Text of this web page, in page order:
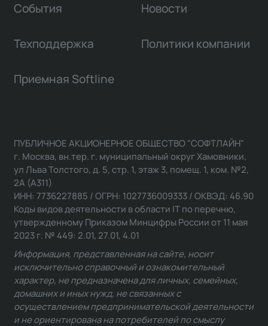
События Новости
Техподдержка Политики компании
Приемная Softline
ПУБЛИЧНОЕ АКЦИОНЕРНОЕ ОБЩЕСТВО "СОФТЛАЙН"
г. Москва, вн.тер. г. муниципальный округ Хамовники,
ул Льва Толстого, д. 5, стр. 1, этаж 3, помещ. 1, ком. №2,
2А (А311)
ИНН: 7736227885 / ОГРН: 1027736009333 / ОКВЭД: 46.90
Коды видов деятельности в области IT по перечню,
утвержденному Приказом Минцифры России от 11 мая
2023 г. № 449: 2.01, 27.01, 4.01
Информация, представленная на сайте, носит
исключительно справочный и ознакомительный
характер, не предназначена для личных, семейных,
домашних и иных нужд, не связанных с
осуществлением предпринимательской деятельности
и не ориентирована на потребителей по смыслу